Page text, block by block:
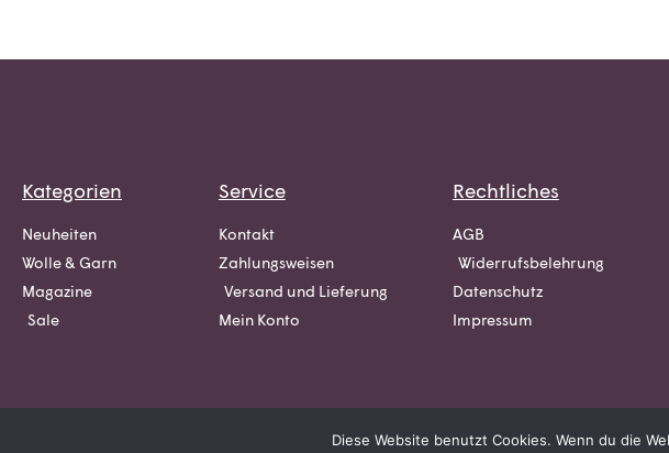
Kategorien
Neuheiten
Wolle & Garn
Magazine
Sale
Service
Kontakt
Zahlungsweisen
Versand und Lieferung
Mein Konto
Rechtliches
AGB
Widerrufsbelehrung
Datenschutz
Impressum
Diese Website benutzt Cookies. Wenn du die